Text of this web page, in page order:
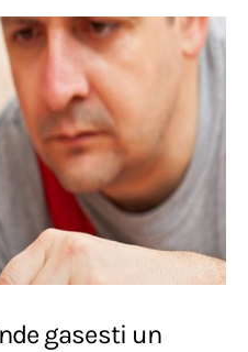
gasesti un